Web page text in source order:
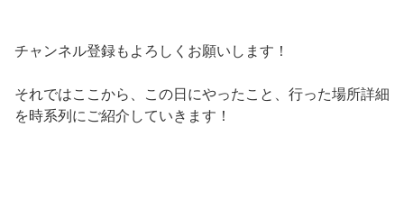
チャンネル登録もよろしくお願いします！
それではここから、この日にやったこと、行った場所詳細
を時系列にご紹介していきます！